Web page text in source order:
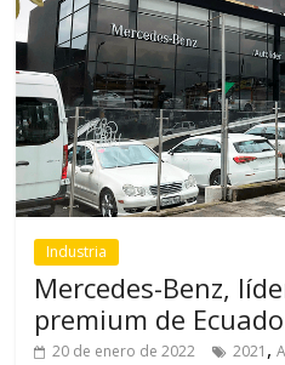
Industria
Mercedes-Benz,
premium de
20 de enero de 2022 2021 ,